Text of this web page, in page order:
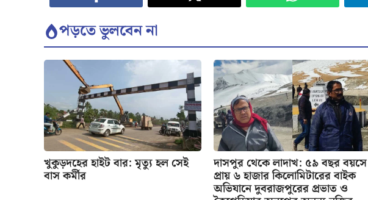
পড়তে ভুলবেন না
খুকুড়দহের হাইট বার: মৃত্যু হল সেই
বাস কর্মীর
দাসপুর থেকে লাদাখ: ৫৯ বছর বয়সে
প্রায় ৬ হাজার কিলোমিটারের বাইক
অভিযানে দুবরাজপুরের প্রভাত ও